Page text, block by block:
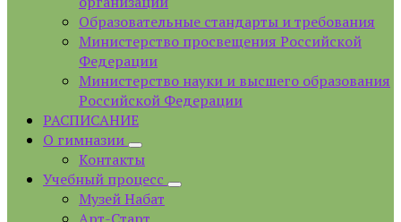
Образовательные стандарты и требования
Министерство просвещения Российской
Федерации
Министерство науки и высшего образования
Российской Федерации
РАСПИСАНИЕ
О гимназии
Контакты
Учебный процесс
Музей Набат